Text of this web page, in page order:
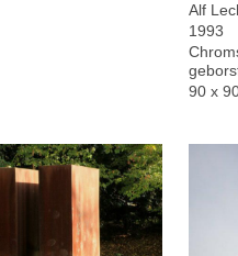
Alf
1993
90 x